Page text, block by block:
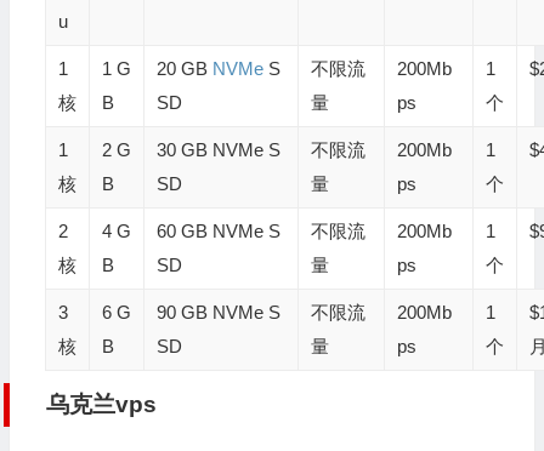
u
1
核
1 G
B
20 GB NVMeS
SD
不限流
量
200Mb
ps
1
个
1
核
2 G
B
30 GB NVMe S
SD
不限流
量
200Mb
ps
1
个
2
核
4 G
B
60 GB NVMe S
SD
不限流
量
200Mb
ps
1
个
3
核
6 G
B
90 GB NVMe S
SD
不限流
量
200Mb
ps
1
个
乌克兰vps